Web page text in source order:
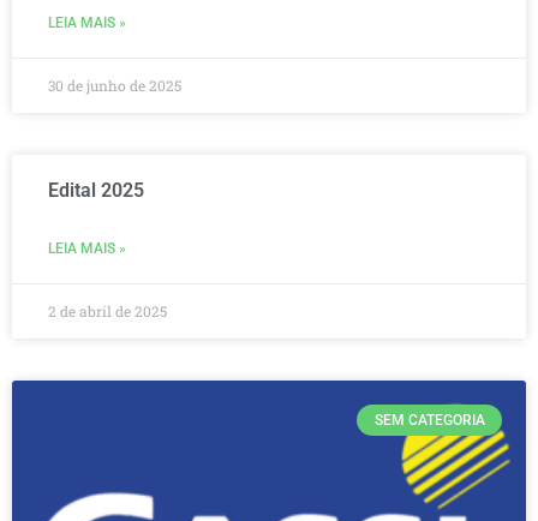
LEIA MAIS »
30 de junho de 2025
Edital 2025
LEIA MAIS »
2 de abril de 2025
SEM CATEGORIA